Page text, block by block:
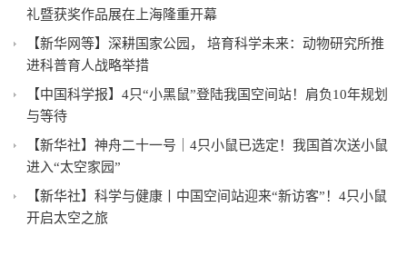
礼暨获奖作品展在上海隆重开幕
【新华网等】深耕国家公园， 培育科学未来：动物研究所推
进科普育人战略举措
【中国科学报】4只“小黑鼠”登陆我国空间站！肩负10年规划
与等待
【新华社】神舟二十一号｜4只小鼠已选定！我国首次送小鼠
进入“太空家园”
【新华社】科学与健康丨中国空间站迎来“新访客”！4只小鼠
开启太空之旅